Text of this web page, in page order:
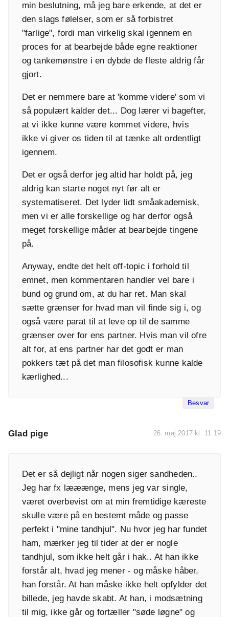
min beslutning, må jeg bare erkende, at det er
den slags følelser, som er så forbistret
"farlige", fordi man virkelig skal igennem en
proces for at bearbejde både egne reaktioner
og tankemønstre i en dybde de fleste aldrig får
gjort.
Det er nemmere bare at 'komme videre' som vi
så populært kalder det... Dog lærer vi bagefter,
at vi ikke kunne være kommet videre, hvis
ikke vi giver os tiden til at tænke alt ordentligt
igennem.
Det er også derfor jeg altid har holdt på, jeg
aldrig kan starte noget nyt før alt er
systematiseret. Det lyder lidt småakademisk,
men vi er alle forskellige og har derfor også
meget forskellige måder at bearbejde tingene
på.
Anyway, endte det helt off-topic i forhold til
emnet, men kommentaren handler vel bare i
bund og grund om, at du har ret. Man skal
sætte grænser for hvad man vil finde sig i, og
også være parat til at leve op til de samme
grænser over for ens partner. Hvis man vil ofre
alt for, at ens partner har det godt er man
pokkers tæt på det man filosofisk kunne kalde
kærlighed...
Besvar
Glad pige 26. maj 2017 kl. 11:19
Det er så dejligt når nogen siger sandheden..
Jeg har fx lææænge, mens jeg var single,
været overbevist om at min fremtidige kæreste
skulle være på en bestemt måde og passe
perfekt i "mine tandhjul". Nu hvor jeg har fundet
ham, mærker jeg til tider at der er nogle
tandhjul, som ikke helt går i hak.. At han ikke
forstår alt, hvad jeg mener - og måske håber,
han forstår. At han måske ikke helt opfylder det
billede, jeg havde skabt. At han, i modsætning
til mig, ikke går og fortæller "søde løgne" og